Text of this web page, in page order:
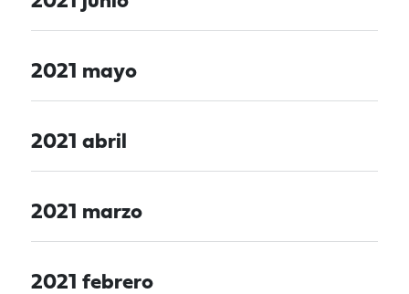
2021 mayo
2021 abril
2021 marzo
2021 febrero